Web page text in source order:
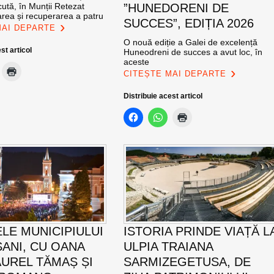
în Munții Retezat
și recuperarea a patru
DEPARTE
articol
”HUNEDORENI DE
SUCCES”, EDIȚIA 2026
O nouă ediție a Galei de excelență
Huneodreni de succes a avut loc, în
aceste
CITEȘTE MAI DEPARTE
Distribuie acest articol
MUNICIPIULUI
CU OANA
TĂMAȘ ȘI
ISTORIA PRINDE VIAȚĂ
ULPIA TRAIANA
SARMIZEGETUSA, DE